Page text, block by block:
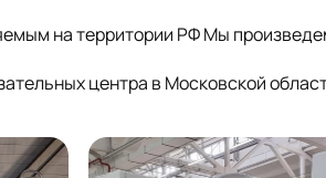
на территории РФ Мы
центра в Московской